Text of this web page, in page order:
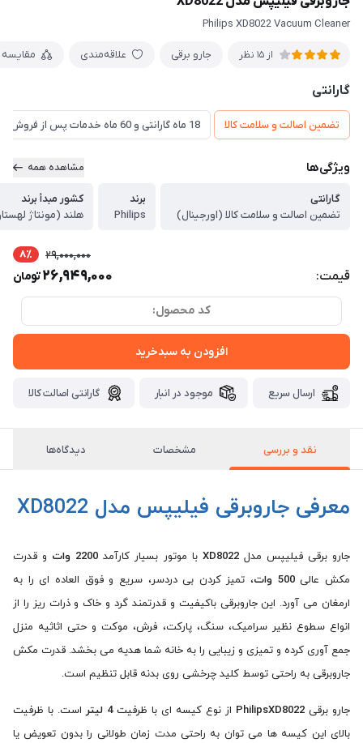
Philips XD8022 Vacuum Cleaner
از 15 نظر جارو برقی علاقه‌مندی مقایسه
گارانتی
تضمین اصالت و سلامت کالا 18 ماه گارانتی و 60 ماه خدمات پس از فروش و ضمانت تعویض
ویژگی‌ها مشاهده همه
گارانتی
تضمین اصالت و سلامت کالا (اورجینال)
برند
Philips
کشور مبدأ برند
هلند (مونتاژ
قیمت:
29,000,000 8٪
26,949,000تومان
کد محصول:
افزودن به سبدخرید
ارسال سریع موجود در انبار گارانتی اصالت کالا
نقد و بررسی مشخصات دیدگاه‌ها
معرفی جاروبرقی فیلیپس مدل XD8022
جارو برقی فیلیپس مدلXD8022 با موتور بسیار کارآمد 2200 وات
و قدرت
مکش عالی500 وات
، تمیز کردن بی دردسر، سریع و فوق العاده ای را به
ارمغان می آورد. این جاروبرقی باکیفیت و قدرتمند گرد و خاک و ذرات ریز را از
انواع سطوع نظیر سرامیک، سنگ، پارکت، فرش، موکت و حتی اثاثیه منزل
جمع آوری کرده و تمیزی و زیبایی را به خانه شما هدیه می بخشد. قدرت مکش
جاروبرقی به راحتی توسط کلید چرخشی روی بدنه قابل تنظیم است.
جارو برقی PhilipsXD8022 از نوع کیسه ای با ظرفیت4 لیتر
است. با ظرفیت
بالای این کیسه ها می توان به راحتی مدت زمان طولانی را بدون تعویض یا